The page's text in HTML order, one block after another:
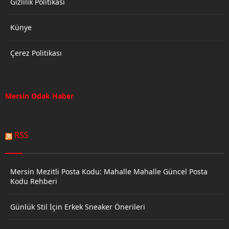
Künye
Çerez Politikası
Mersin Odak Haber
RSS
Mersin Mezitli Posta Kodu: Mahalle Mahalle Güncel Posta
Kodu Rehberi
Günlük Stil İçin Erkek Sneaker Önerileri